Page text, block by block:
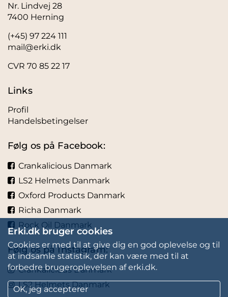
Nr. Lindvej 28
7400 Herning
(+45) 97 224 111
mail@erki.dk
CVR 70 85 22 17
Links
Profil
Handelsbetingelser
Følg os på Facebook:
Crankalicious Danmark
LS2 Helmets Danmark
Oxford Products Danmark
Richa Danmark
Rock Oil Danmark
Følg os på Instagram:
Crankalicious Danmark
LS2 Helmets Danmark
Erki.dk bruger cookies
Cookies er med til at give dig en god oplevelse og til
at indsamle statistik, der kan være med til at
forbedre brugeroplevelsen af erki.dk.
OK, jeg accepterer